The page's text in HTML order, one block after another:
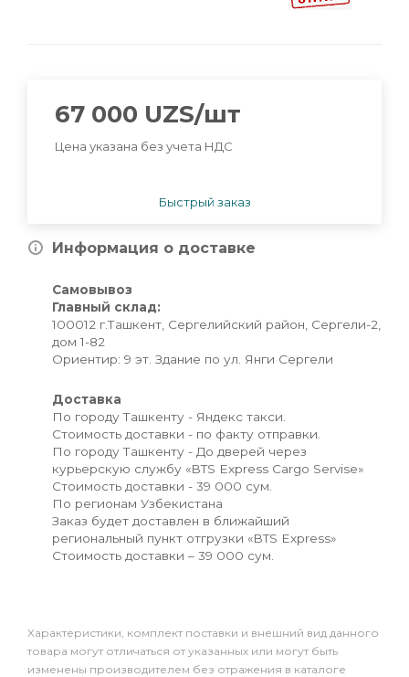
67 000 UZS/шт
Цена указана без учета НДС
Быстрый заказ
Информация о доставке
Самовывоз
Главный склад:
100012 г.Ташкент, Сергелийский район, Сергели-2,
дом 1-82
Ориентир: 9 эт. Здание по ул. Янги Сергели
Доставка
По городу Ташкенту - Яндекс такси.
Стоимость доставки - по факту отправки.
По городу Ташкенту - До дверей через
курьерскую службу «BTS Express Cargo Servise»
Стоимость доставки - 39 000 сум.
По регионам Узбекистана
Заказ будет доставлен в ближайший
региональный пункт отгрузки «BTS Express»
Стоимость доставки – 39 000 сум.
Xарактеристики, комплект поставки и внешний вид данного
товара могут отличаться от указанных или могут быть
изменены производителем без отражения в каталоге